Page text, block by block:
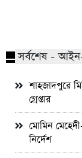
সর্বশেষ -
শাহজাদপুরে
গ্রেপ্তার
মোমিন
নির্দেশ